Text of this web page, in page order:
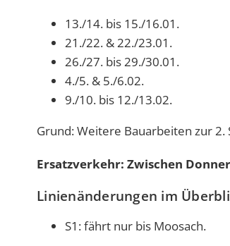
13./14. bis 15./16.01.
21./22. & 22./23.01.
26./27. bis 29./30.01.
4./5. & 5./6.02.
9./10. bis 12./13.02.
Grund: Weitere Bauarbeiten zur 2.
Ersatzverkehr: Zwischen
Linienänderungen im
S1: fährt nur bis Moosach.